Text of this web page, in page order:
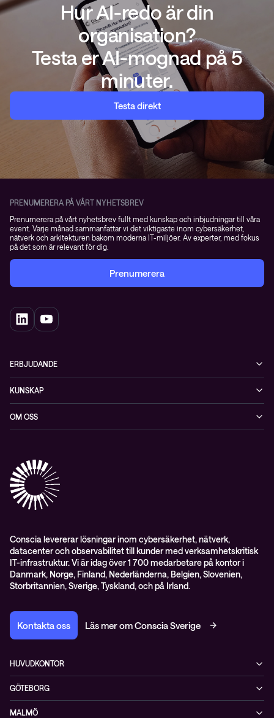
Hur AI-redo är din
organisation?
Testa er AI-mognad på 5
minuter.
Testa direkt
PRENUMERERA PÅ VÅRT NYHETSBREV
Prenumerera på vårt nyhetsbrev fullt med kunskap och inbjudningar till våra
event. Varje månad sammanfattar vi det viktigaste inom cybersäkerhet,
nätverk och arkitekturen bakom moderna IT-miljöer. Av experter, med fokus
på det som är relevant för dig.
Prenumerera
ERBJUDANDE
Datacenter & moln
KUNSKAP
Event
Whitepapers & guider
OM OSS
Kontakt
Pressnyheter
Conscia levererar lösningar inom cybersäkerhet, nätverk,
datacenter och observabilitet till kunder med verksamhetskritisk
IT-infrastruktur. Vi är idag över 1 700 medarbetare på kontor i
Danmark, Norge, Finland, Nederländerna, Belgien, Slovenien,
Storbritannien, Sverige, Tyskland, och på Irland.
Kontakta oss Läs mer om Conscia Sverige
HUVUDKONTOR
Rålambsvägen 17, 16tr
+46 (0)8 765 53 00
GÖTEBORG
MIMO, Mölndals bro 7
MALMÖ